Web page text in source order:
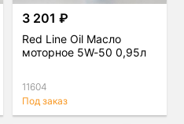
3 201 ₽
Red Line Oil Масло
моторное 5W-50 0,95л
11604
Под заказ